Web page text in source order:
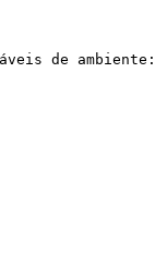
de ambiente: